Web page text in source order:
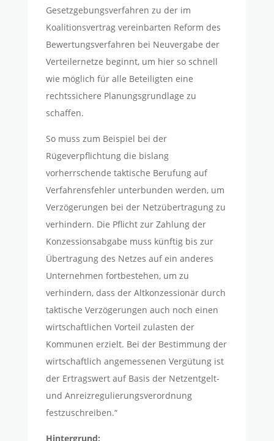
Gesetzgebungsverfahren zu der im
Koalitionsvertrag vereinbarten Reform des
Bewertungsverfahren bei Neuvergabe der
Verteilernetze beginnt, um hier so schnell
wie möglich für alle Beteiligten eine
rechtssichere Planungsgrundlage zu
schaffen.
So muss zum Beispiel bei der
Rügeverpflichtung die bislang
vorherrschende taktische Berufung auf
Verfahrensfehler unterbunden werden, um
Verzögerungen bei der Netzübertragung zu
verhindern. Die Pflicht zur Zahlung der
Konzessionsabgabe muss künftig bis zur
Übertragung des Netzes auf ein anderes
Unternehmen fortbestehen, um zu
verhindern, dass der Altkonzessionär durch
taktische Verzögerungen auch noch einen
wirtschaftlichen Vorteil zulasten der
Kommunen erzielt. Bei der Bestimmung der
wirtschaftlich angemessenen Vergütung ist
der Ertragswert auf Basis der Netzentgelt-
und Anreiz­regulierungsverordnung
festzuschreiben.“
Hintergrund: